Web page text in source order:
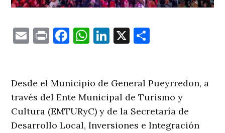
EmailPrintFacebook
WhatsApp
LinkedIn
X
Desde el Municipio de General Pueyrredon, a
través del Ente Municipal de Turismo y
Cultura (EMTURyC) y de la Secretaría de
Desarrollo Local, Inversiones e Integración